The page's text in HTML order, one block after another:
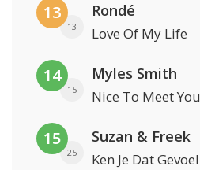
13
13
Rondé
Love Of My Life
14
15
Myles Smith
Nice To Meet You
15
25
Suzan & Freek
Ken Je Dat Gevoel